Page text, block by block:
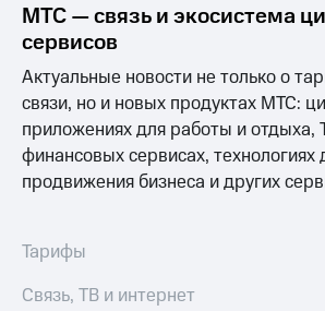
Регистратор
Реквизиты
Контакты
развитие
деловая этика
На главную
МТС — связь и экосистема
сервисов
Актуальные новости не только о
связи, но и новых продуктах МТС:
приложениях для работы и отдыха,
финансовых сервисах, технологиях
продвижения бизнеса и других
Тарифы
Связь, ТВ и интернет